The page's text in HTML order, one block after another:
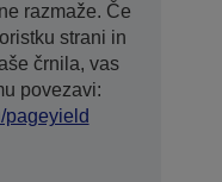
razmaže. Če
strani in
črnila, vas
povezavi:
pageyield